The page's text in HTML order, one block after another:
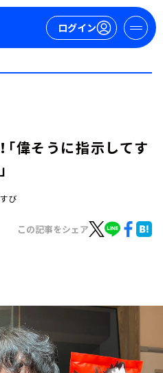
ログイン
「偉そうに指示してす
び
この記事をシェア